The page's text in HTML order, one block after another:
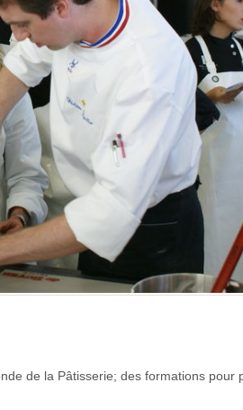
de la Pâtisserie; des formations pour